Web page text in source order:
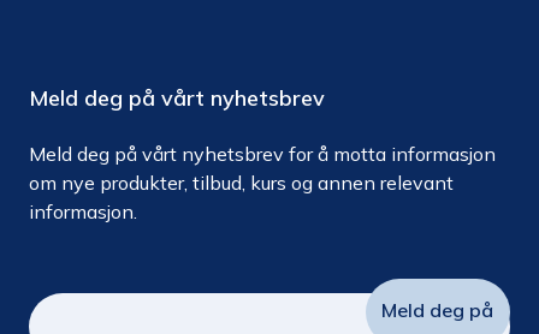
Meld deg på vårt nyhetsbrev
Meld deg på vårt nyhetsbrev for å motta informasjon
om nye produkter, tilbud, kurs og annen relevant
informasjon.